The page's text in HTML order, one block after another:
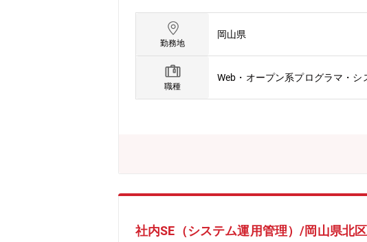
a、PHP、Python、C、C#、C++、.NETでの開発か
いただくことが可能です。※副業:可
勤務地
岡山県
職種
Web・オープン系プログラマ・シ
社内SE（システム運用管理）/岡山県北